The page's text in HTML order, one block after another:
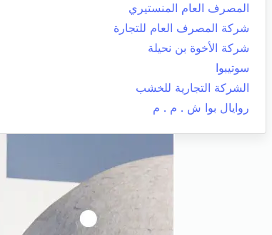
المصرف العام المنستيري
شركة المصرف العام للتجارة
شركة الأخوة بن نحيلة
سوتيبوا
الشركة التجارية للخشب
روايال بوا ش . م . م